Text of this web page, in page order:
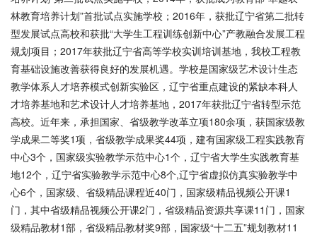
林教育培养计划”首批试点实施学校；2016年，获批辽宁省第二批转
型发展试点高校和获批“大学生工程训练创新中心”产教融合发展工程
规划项目；2017年获批辽宁省高等学校实训培训基地，我校工程教
育基础设施改善获得良好的发展机遇。学校是国家级艺术设计生态
教学体系人才培养模式创新实验区，辽宁省重点建设的紧缺本科人
才培养基地和艺术设计人才培养基地，2017年获批辽宁省转型示范
高校。近年来，承担国家、省级教学改革立项180余项，获国家级教
学成果二等奖1项，省级教学成果奖44项，建有国家级工程实践教育
中心3个，国家级实验教学示范中心1个，辽宁省大学生实践教育基
地12个，辽宁省实验教学示范中心8个,辽宁省虚拟仿真实验教学中
心6个，国家级、省级精品课程近40门，国家级精品视频公开课1
门，其中省级精品视频公开课2门，省级精品资源共享课11门，国家
级精品教材1部，省级精品教材奖9部，国家级“十二五”规划教材11